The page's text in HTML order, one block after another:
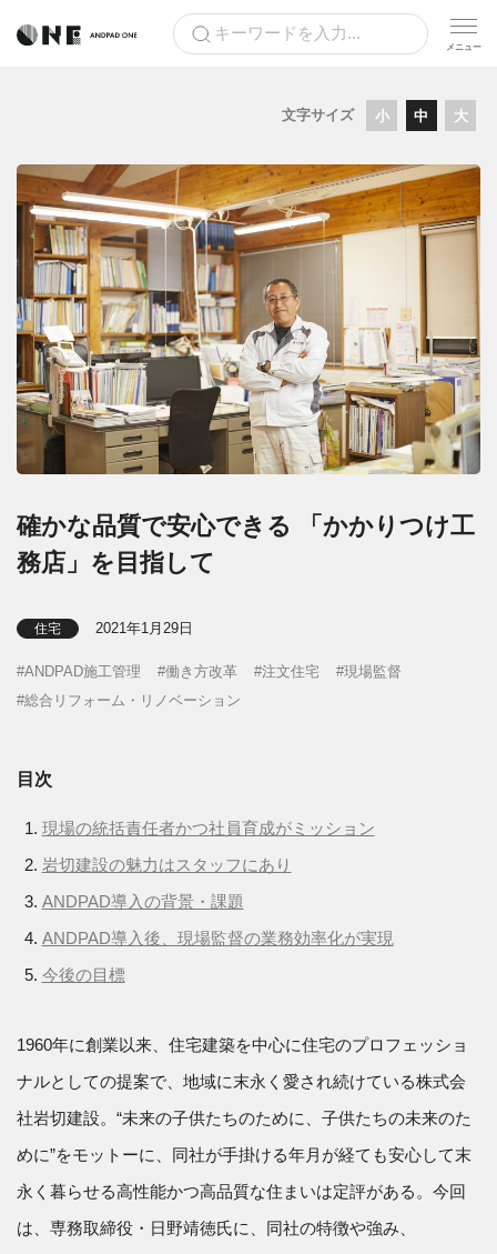
文字サイズ 小 中 大
確かな品質で安心できる 「かかりつけ工
務店」を目指して
住宅 2021年1月29日
ANDPAD施工管理 働き方改革 注文住宅
現場監督
総合リフォーム・リノベーション
目次
現場の統括責任者かつ社員育成がミッション
岩切建設の魅力はスタッフにあり
ANDPAD導入の背景・課題
ANDPAD導入後、現場監督の業務効率化が実現
今後の目標
1960年に創業以来、住宅建築を中心に住宅のプロフェッショ
ナルとしての提案で、地域に末永く愛され続けている株式会
社岩切建設。“未来の子供たちのために、子供たちの未来のた
めに”をモットーに、同社が手掛ける年月が経ても安心して末
永く暮らせる高性能かつ高品質な住まいは定評がある。今回
は、専務取締役・日野靖徳氏に、同社の特徴や強み、